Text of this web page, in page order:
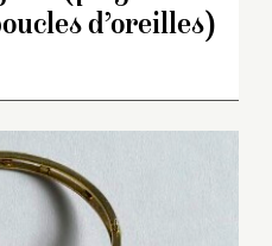
d’oreilles)